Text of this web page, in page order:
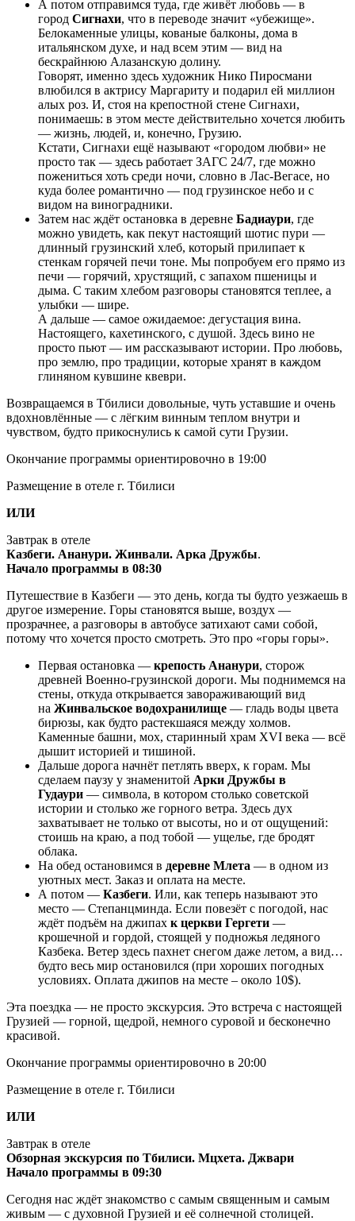
А потом отправимся туда, где живёт любовь — в
город Сигнахи, что в переводе значит «убежище».
Белокаменные улицы, кованые балконы, дома в
итальянском духе, и над всем этим — вид на
бескрайнюю Алазанскую долину.
Говорят, именно здесь художник Нико Пиросмани
влюбился в актрису Маргариту и подарил ей миллион
алых роз. И, стоя на крепостной стене Сигнахи,
понимаешь: в этом месте действительно хочется любить
— жизнь, людей, и, конечно, Грузию.
Кстати, Сигнахи ещё называют «городом любви» не
просто так — здесь работает ЗАГС 24/7, где можно
пожениться хоть среди ночи, словно в Лас-Вегасе, но
куда более романтично — под грузинское небо и с
видом на виноградники.
Затем нас ждёт остановка в деревне Бадиаури, где
можно увидеть, как пекут настоящий шотис пури —
длинный грузинский хлеб, который прилипает к
стенкам горячей печи тоне. Мы попробуем его прямо из
печи — горячий, хрустящий, с запахом пшеницы и
дыма. С таким хлебом разговоры становятся теплее, а
улыбки — шире.
А дальше — самое ожидаемое: дегустация вина.
Настоящего, кахетинского, с душой. Здесь вино не
просто пьют — им рассказывают истории. Про любовь,
про землю, про традиции, которые хранят в каждом
глиняном кувшине квеври.
Возвращаемся в Тбилиси довольные, чуть уставшие и очень
вдохновлённые — с лёгким винным теплом внутри и
чувством, будто прикоснулись к самой сути Грузии.
Окончание программы ориентировочно в 19:00
Размещение в отеле г. Тбилиси
ИЛИ
Завтрак в отеле
Казбеги. Ананури. Жинвали. Арка Дружбы.
Начало программы в 08:30
Путешествие в Казбеги — это день, когда ты будто уезжаешь в
другое измерение. Горы становятся выше, воздух —
прозрачнее, а разговоры в автобусе затихают сами собой,
потому что хочется просто смотреть. Это про «горы горы».
Первая остановка — крепость Ананури, сторож
древней Военно-грузинской дороги. Мы поднимемся на
стены, откуда открывается завораживающий вид
на Жинвальское водохранилище — гладь воды цвета
бирюзы, как будто растекшаяся между холмов.
Каменные башни, мох, старинный храм XVI века — всё
дышит историей и тишиной.
Дальше дорога начнёт петлять вверх, к горам. Мы
сделаем паузу у знаменитой Арки Дружбы в
Гудаури — символа, в котором столько советской
истории и столько же горного ветра. Здесь дух
захватывает не только от высоты, но и от ощущений:
стоишь на краю, а под тобой — ущелье, где бродят
облака.
На обед остановимся в деревне Млета — в одном из
уютных мест. Заказ и оплата на месте.
А потом — Казбеги. Или, как теперь называют это
место — Степанцминда. Если повезёт с погодой, нас
ждёт подъём на джипах к церкви Гергети —
крошечной и гордой, стоящей у подножья ледяного
Казбека. Ветер здесь пахнет снегом даже летом, а вид…
будто весь мир остановился (при хороших погодных
условиях. Оплата джипов на месте – около 10$).
Эта поездка — не просто экскурсия. Это встреча с настоящей
Грузией — горной, щедрой, немного суровой и бесконечно
красивой.
Окончание программы ориентировочно в 20:00
Размещение в отеле г. Тбилиси
ИЛИ
Завтрак в отеле
Обзорная экскурсия по Тбилиси. Мцхета. Джвари
Начало программы в 09:30
Сегодня нас ждёт знакомство с самым священным и самым
живым — с духовной Грузией и её солнечной столицей.